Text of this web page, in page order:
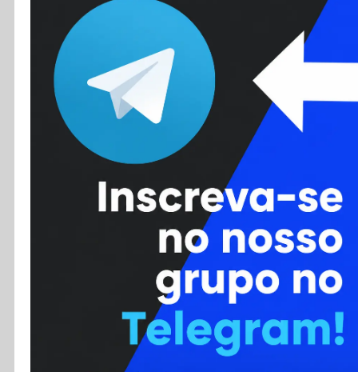
Colunas
Colaboradores
Cursos
Enviar Dica